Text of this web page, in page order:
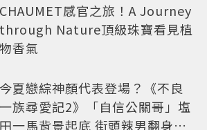
CHAUMET感官之旅！A Journey
through Nature頂級珠寶看見植
物香氣
今夏戀綜神顏代表登場？《不良
一族尋愛記2》「自信公關哥」塩
田一馬背景起底 街頭辣男翻身當